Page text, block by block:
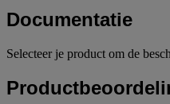
Documentatie
Selecteer je product om de